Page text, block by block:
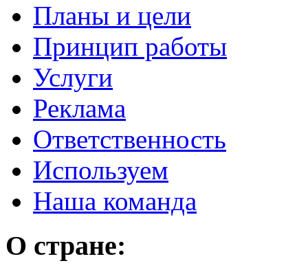
Планы и цели
Принцип работы
Услуги
Реклама
Ответственность
Используем
Наша команда
О стране: